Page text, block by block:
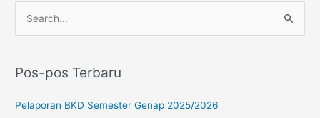
iPos-pos Terbaru
Pelaporan BKD Semester Genap 2025/2026